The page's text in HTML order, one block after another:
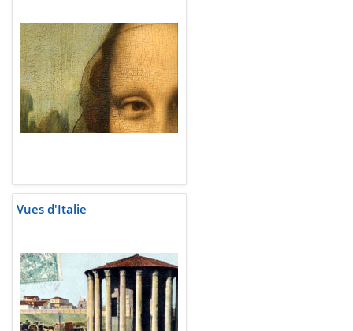
Vues d'Italie